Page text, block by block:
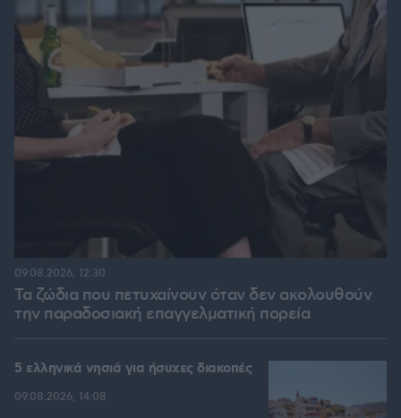
Τα ζώδια που πετυχαίνουν όταν δεν ακολουθούν
την παραδοσιακή επαγγελματική πορεία
09.08.2026, 12:30
5 ελληνικά νησιά για ήσυχες διακοπές
09.08.2026, 14:08